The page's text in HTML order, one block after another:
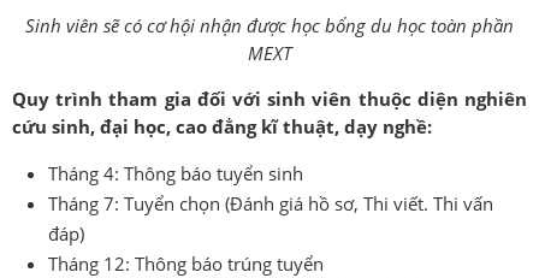
Sinh viên sẽ có cơ hội nhận được học bổng du học toàn phần
MEXT
Quy trình tham gia đối với sinh viên thuộc diện nghiên
cứu sinh, đại học, cao đẳng kĩ thuật, dạy nghề:
Tháng 4: Thông báo tuyển sinh
Tháng 7: Tuyển chọn (Đánh giá hồ sơ, Thi viết. Thi vấn
đáp)
Tháng 12: Thông báo trúng tuyển